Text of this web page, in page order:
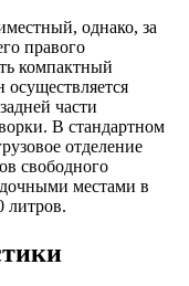
однако, за
правого
компактный
части
В стандартном
отделение
свободного
местами в
литров.